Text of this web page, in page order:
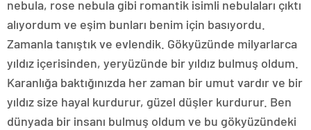
nebula, rose nebula gibi romantik isimli nebulaları çıktı
alıyordum ve eşim bunları benim için basıyordu.
Zamanla tanıştık ve evlendik. Gökyüzünde milyarlarca
yıldız içerisinden, yeryüzünde bir yıldız bulmuş oldum.
Karanlığa baktığınızda her zaman bir umut vardır ve bir
yıldız size hayal kurdurur, güzel düşler kurdurur. Ben
dünyada bir insanı bulmuş oldum ve bu gökyüzündeki